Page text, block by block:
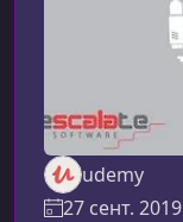
udemy
27 сент.